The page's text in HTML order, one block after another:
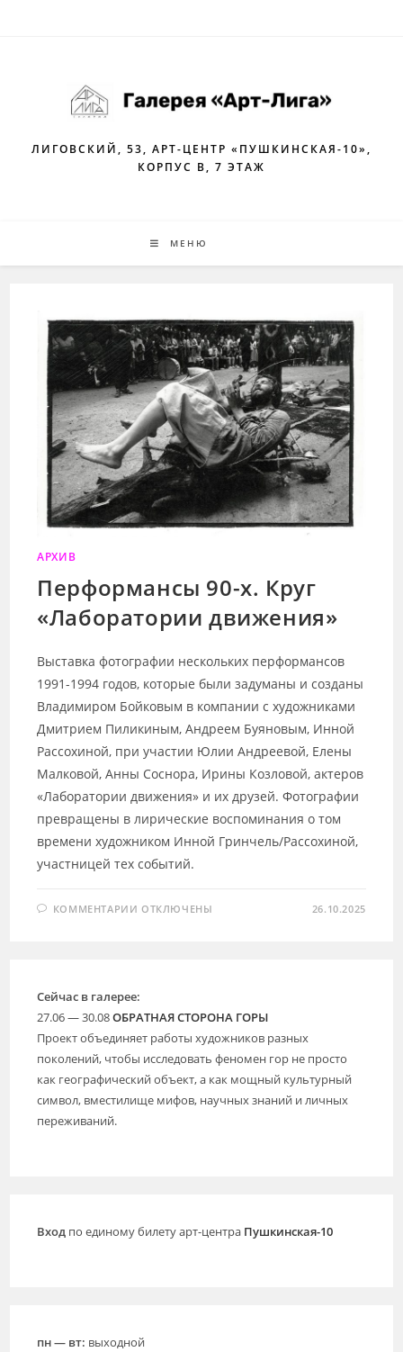
ЛИГОВСКИЙ, 53, АРТ-ЦЕНТР «ПУШКИНСКАЯ-10»,
КОРПУС В, 7 ЭТАЖ
МЕНЮ
АРХИВ
Перформансы 90-х. Круг
«Лаборатории движения»
Выставка фотографии нескольких перформансов
1991-1994 годов, которые были задуманы и созданы
Владимиром Бойковым в компании с художниками
Дмитрием Пиликиным, Андреем Буяновым, Инной
Рассохиной, при участии Юлии Андреевой, Елены
Малковой, Анны Соснора, Ирины Козловой, актеров
«Лаборатории движения» и их друзей. Фотографии
превращены в лирические воспоминания о том
времени художником Инной Гринчель/Рассохиной,
участницей тех событий.
КОММЕНТАРИИ К
ОТКЛЮЧЕНЫ 26.10.2025
Сейчас в галерее:
27.06 — 30.08ОБРАТНАЯ СТОРОНА ГОРЫ
Проект объединяет работы художников разных
поколений, чтобы исследовать феномен гор не просто
как географический объект, а как мощный культурный
символ, вместилище мифов, научных знаний и личных
переживаний.
Вход по единому билету арт-центра Пушкинская-10
пн — вт: выходной